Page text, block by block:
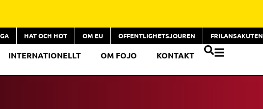
HAT OCH HOT OM EU OFFENTLIGHETSJOUREN FRILANSAKUTEN
INTERNATIONELLT OM FOJO KONTAKT